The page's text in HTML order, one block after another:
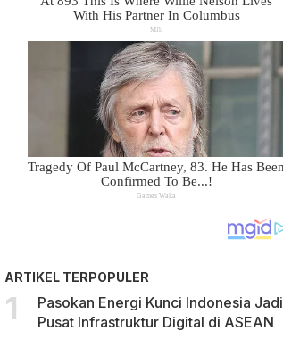
ARTIKEL TERPOPULER
Pasokan Energi Kunci Indonesia Jadi
Pusat Infrastruktur Digital di ASEAN